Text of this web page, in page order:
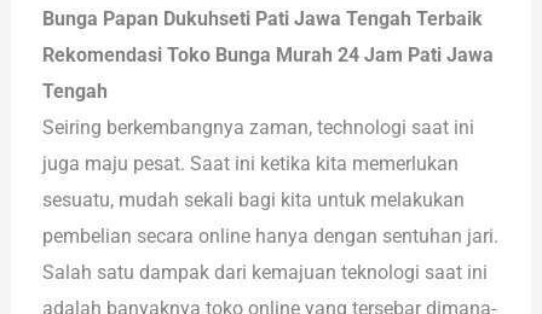
Bunga Papan Dukuhseti Pati Jawa Tengah Terbaik
Rekomendasi Toko Bunga Murah 24 Jam Pati Jawa
Tengah
Seiring berkembangnya zaman, technologi saat ini
juga maju pesat. Saat ini ketika kita memerlukan
sesuatu, mudah sekali bagi kita untuk melakukan
pembelian secara online hanya dengan sentuhan jari.
Salah satu dampak dari kemajuan teknologi saat ini
adalah banyaknya toko online yang tersebar dimana-